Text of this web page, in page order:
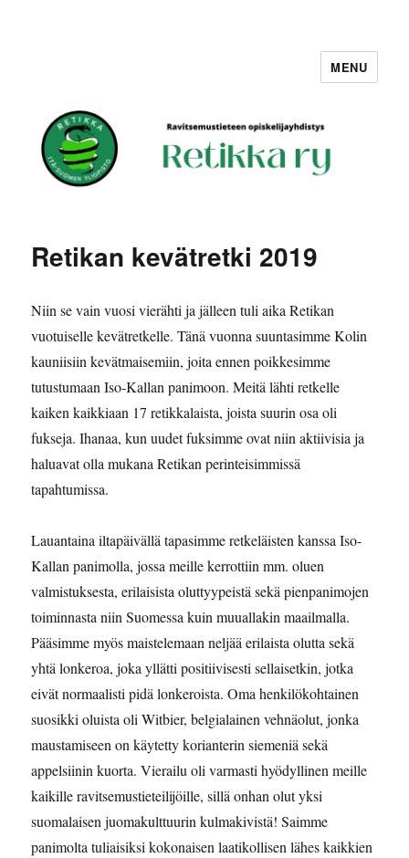
MENU
Retikan kevätretki 2019
Niin se vain vuosi vierähti ja jälleen tuli aika Retikan
vuotuiselle kevätretkelle. Tänä vuonna suuntasimme Kolin
kauniisiin kevätmaisemiin, joita ennen poikkesimme
tutustumaan Iso-Kallan panimoon. Meitä lähti retkelle
kaiken kaikkiaan 17 retikkalaista, joista suurin osa oli
fukseja. Ihanaa, kun uudet fuksimme ovat niin aktiivisia ja
haluavat olla mukana Retikan perinteisimmissä
tapahtumissa.
Lauantaina iltapäivällä tapasimme retkeläisten kanssa Iso-
Kallan panimolla, jossa meille kerrottiin mm. oluen
valmistuksesta, erilaisista oluttyypeistä sekä pienpanimojen
toiminnasta niin Suomessa kuin muuallakin maailmalla.
Pääsimme myös maistelemaan neljää erilaista olutta sekä
yhtä lonkeroa, joka yllätti positiivisesti sellaisetkin, jotka
eivät normaalisti pidä lonkeroista. Oma henkilökohtainen
suosikki oluista oli Witbier, belgialainen vehnäolut, jonka
maustamiseen on käytetty korianterin siemeniä sekä
appelsiinin kuorta. Vierailu oli varmasti hyödyllinen meille
kaikille ravitsemustieteilijöille, sillä onhan olut yksi
suomalaisen juomakulttuurin kulmakivistä! Saimme
panimolta tuliaisiksi kokonaisen laatikollisen lähes kaikkien